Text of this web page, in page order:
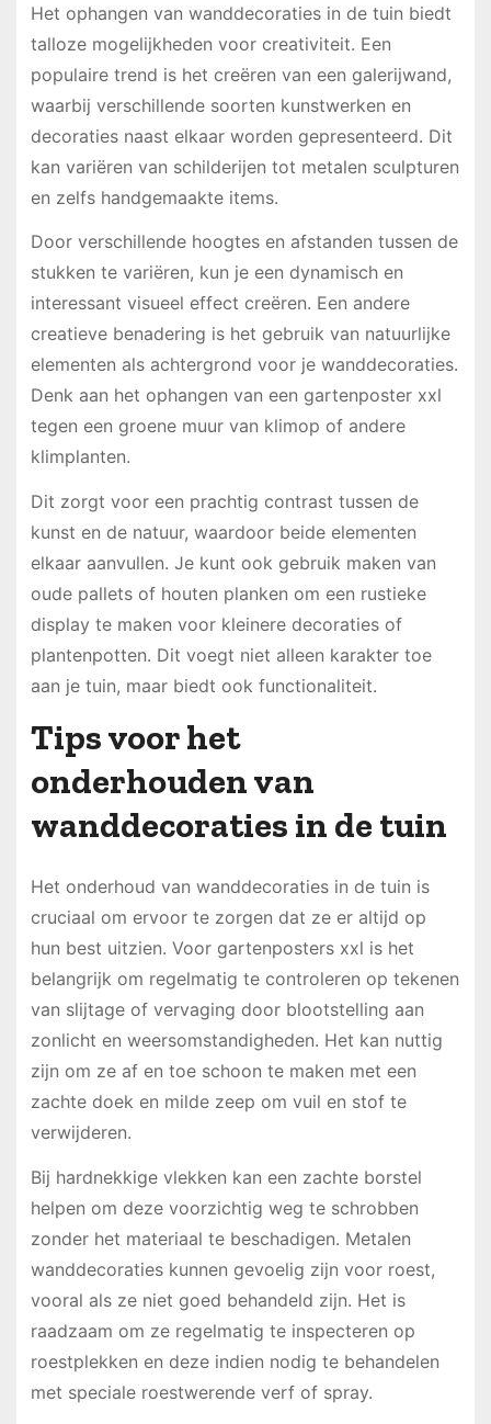
Het ophangen van wanddecoraties in de tuin biedt
talloze mogelijkheden voor creativiteit. Een
populaire trend is het creëren van een galerijwand,
waarbij verschillende soorten kunstwerken en
decoraties naast elkaar worden gepresenteerd. Dit
kan variëren van schilderijen tot metalen sculpturen
en zelfs handgemaakte items.
Door verschillende hoogtes en afstanden tussen de
stukken te variëren, kun je een dynamisch en
interessant visueel effect creëren. Een andere
creatieve benadering is het gebruik van natuurlijke
elementen als achtergrond voor je wanddecoraties.
Denk aan het ophangen van een gartenposter xxl
tegen een groene muur van klimop of andere
klimplanten.
Dit zorgt voor een prachtig contrast tussen de
kunst en de natuur, waardoor beide elementen
elkaar aanvullen. Je kunt ook gebruik maken van
oude pallets of houten planken om een rustieke
display te maken voor kleinere decoraties of
plantenpotten. Dit voegt niet alleen karakter toe
aan je tuin, maar biedt ook functionaliteit.
Tips voor het
onderhouden van
wanddecoraties in de tuin
Het onderhoud van wanddecoraties in de tuin is
cruciaal om ervoor te zorgen dat ze er altijd op
hun best uitzien. Voor gartenposters xxl is het
belangrijk om regelmatig te controleren op tekenen
van slijtage of vervaging door blootstelling aan
zonlicht en weersomstandigheden. Het kan nuttig
zijn om ze af en toe schoon te maken met een
zachte doek en milde zeep om vuil en stof te
verwijderen.
Bij hardnekkige vlekken kan een zachte borstel
helpen om deze voorzichtig weg te schrobben
zonder het materiaal te beschadigen. Metalen
wanddecoraties kunnen gevoelig zijn voor roest,
vooral als ze niet goed behandeld zijn. Het is
raadzaam om ze regelmatig te inspecteren op
roestplekken en deze indien nodig te behandelen
met speciale roestwerende verf of spray.